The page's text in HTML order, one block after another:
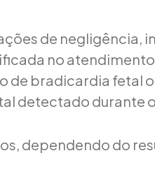
de negligência,
no
de bradicardia fetal
detectado durante
dependendo do